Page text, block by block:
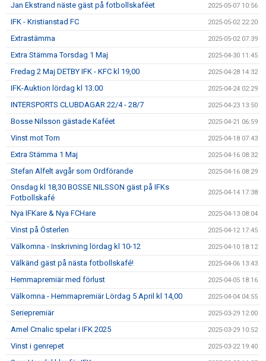
Jan Ekstrand näste gäst på fotbollskaféet 2025-05-07 10:56
IFK - Kristianstad FC 2025-05-02 22:20
Extrastämma 2025-05-02 07:39
Extra Stämma Torsdag 1 Maj 2025-04-30 11:45
Fredag 2 Maj DETBY IFK - KFC kl 19,00 2025-04-28 14:32
IFK-Auktion lördag kl 13.00 2025-04-24 02:29
INTERSPORTS CLUBDAGAR 22/4 - 28/7 2025-04-23 13:50
Bosse Nilsson gästade Kaféet 2025-04-21 06:59
Vinst mot Torn 2025-04-18 07:43
Extra Stämma 1 Maj 2025-04-16 08:32
Stefan Alfelt avgår som Ordförande 2025-04-16 08:29
Onsdag kl 18,30 BOSSE NILSSON gäst på IFKs
Fotbollskafé
2025-04-14 17:38
Nya IFKare & Nya FCHare 2025-04-13 08:04
Vinst på Österlen 2025-04-12 17:45
Välkomna - Inskrivning lördag kl 10-12 2025-04-10 18:12
Välkänd gäst på nästa fotbollskafé! 2025-04-06 13:43
Hemmapremiär med förlust 2025-04-05 18:16
Välkomna - Hemmapremiär Lördag 5 April kl 14,00 2025-04-04 04:55
Seriepremiär 2025-03-29 12:00
Amel Crnalic spelar i IFK 2025 2025-03-29 10:52
Vinst i genrepet 2025-03-22 19:40